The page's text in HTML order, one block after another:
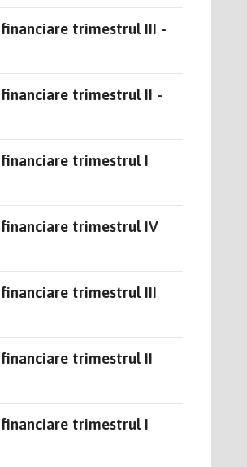
trimestrul III -
trimestrul II -
trimestrul I
trimestrul IV
trimestrul III
trimestrul II
trimestrul I